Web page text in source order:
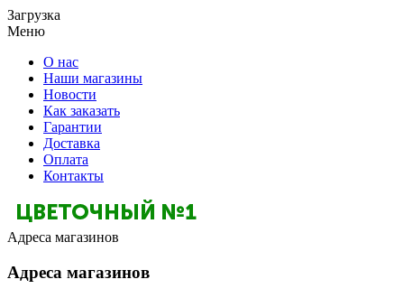
Загрузка
Меню
О нас
Наши магазины
Новости
Как заказать
Гарантии
Доставка
Оплата
Контакты
Адреса магазинов
Адреса магазинов